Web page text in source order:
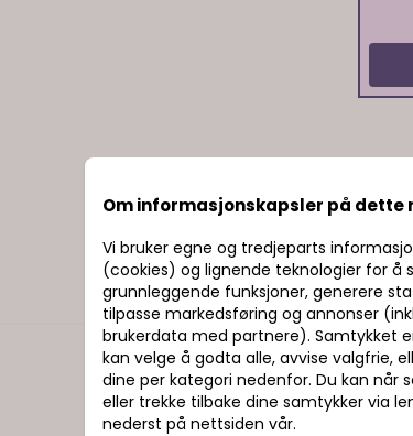
Om informasjonskapsler på dette
Vi bruker egne og tredjeparts
(cookies) og lignende teknologier for å
grunnleggende funksjoner, generere
tilpasse markedsføring og annonser
brukerdata med partnere). Samtykket
kan velge å godta alle, avvise valgfrie,
dine per kategori nedenfor. Du kan når
eller trekke tilbake dine samtykker via
nederst på nettsiden vår.